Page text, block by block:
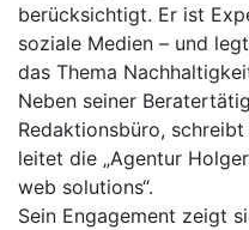
berücksichtigt. Er ist
soziale Medien – und
das Thema
Neben seiner
Redaktionsbüro,
leitet die „Agentur
web solutions“.
Sein Engagement zeigt